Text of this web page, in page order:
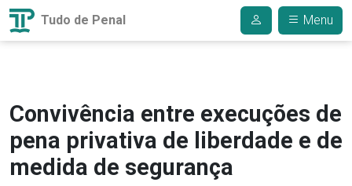
Tudo de Penal Menu
Convivência entre execuções de
pena privativa de liberdade e de
medida de segurança